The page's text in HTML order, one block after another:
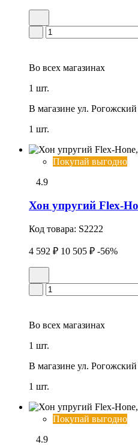
Во всех магазинах
1 шт.
В магазине ул. Рогожский
1 шт.
Покупай выгодно
4.9
Хон упpугий Flex-
Код товара: S2222
4 592 ₽ 10 505 ₽ -56%
Во всех магазинах
1 шт.
В магазине ул. Рогожский
1 шт.
Покупай выгодно
4.9